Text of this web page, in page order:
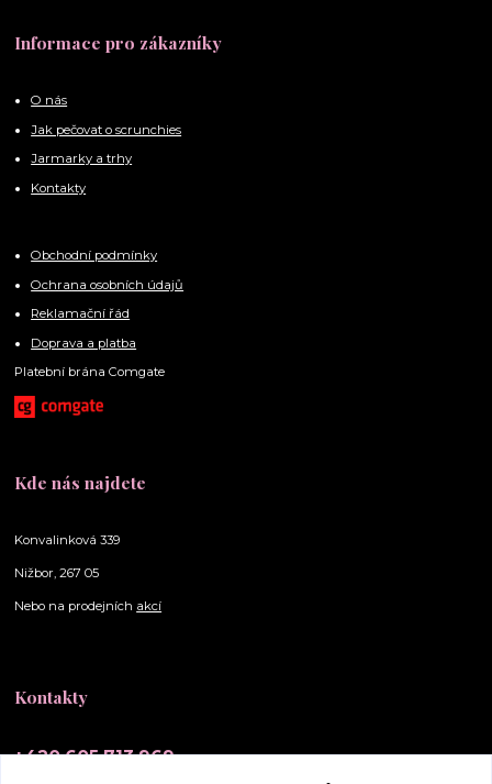
Informace pro zákazníky
O nás
Jak pečovat o scrunchies
Jarmarky a trhy
Kontakty
Obchodní podmínky
Ochrana osobních údajů
Reklamační řád
Doprava a platba
Platební brána Comgate
Kde nás najdete
Konvalinková 339
Nižbor, 267 05
Nebo na prodejních akcí
Kontakty
+420 605 713 969